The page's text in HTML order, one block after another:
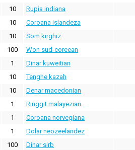
10 Rupia indiana
10 Coroana islandeza
10 Som kirghiz
100 Won sud-coreean
1 Dinar kuweitian
10 Tenghe kazah
10 Denar macedonian
1 Ringgit malayezian
1 Coroana norvegiana
1 Dolar neozeelandez
100 Dinar sirb